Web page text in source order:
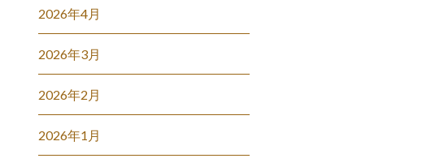
2026年4月
2026年3月
2026年2月
2026年1月